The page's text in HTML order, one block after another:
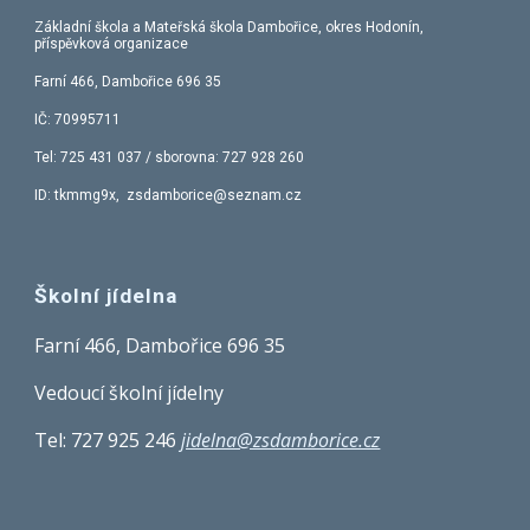
Základní škola a Mateřská škola Dambořice, okres Hodonín,
příspěvková organizace
Farní 466, Dambořice 696 35
IČ: 70995711
Tel:725 431 037/ sborovna: 727 928 260
ID: tkmmg9x, zsdamborice@seznam.cz
Školní jídelna
Farní 466, Dambořice 696 35
Vedoucí školní jídelny
Tel: 727 925 246 jidelna@zsdamborice.cz